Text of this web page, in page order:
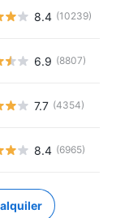
8.4 (10239)
6.9 (8807)
7.7 (4354)
8.4 (6965)